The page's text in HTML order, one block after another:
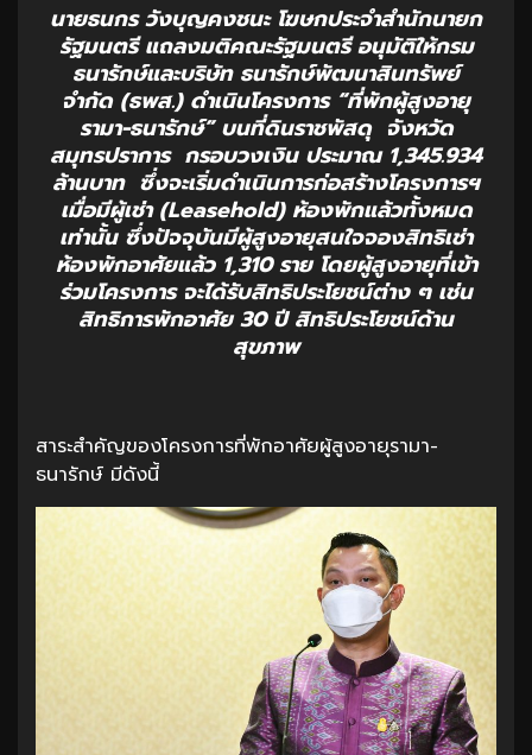
นายธนกร วังบุญคงชนะ โฆษกประจำสำนักนายก
รัฐมนตรี แถลงมติคณะรัฐมนตรี อนุมัติให้กรม
ธนารักษ์และบริษัท ธนารักษ์พัฒนาสินทรัพย์
จำกัด (ธพส.) ดำเนินโครงการ “ที่พักผู้สูงอายุ
รามา-ธนารักษ์” บนที่ดินราชพัสดุ จังหวัด
สมุทรปราการ กรอบวงเงิน ประมาณ 1,345.934
ล้านบาท ซึ่งจะเริ่มดำเนินการก่อสร้างโครงการฯ
เมื่อมีผู้เช่า (Leasehold) ห้องพักแล้วทั้งหมด
เท่านั้น ซึ่งปัจจุบันมีผู้สูงอายุสนใจจองสิทธิเช่า
ห้องพักอาศัยแล้ว 1,310 ราย โดยผู้สูงอายุที่เข้า
ร่วมโครงการ จะได้รับสิทธิประโยชน์ต่าง ๆ เช่น
สิทธิการพักอาศัย 30 ปี สิทธิประโยชน์ด้าน
สุขภาพ
สาระสำคัญของโครงการที่พักอาศัยผู้สูงอายุรามา-
ธนารักษ์ มีดังนี้